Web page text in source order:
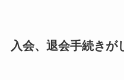
入会、退会手続きが